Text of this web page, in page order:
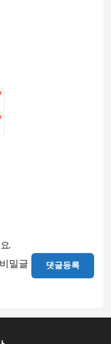
.
비밀글 댓글등록